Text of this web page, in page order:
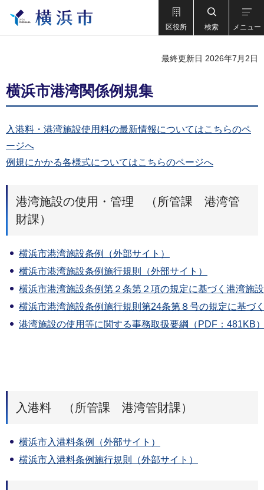
区役所 検索 メニュー
最終更新日 2026年7月2日
横浜市港湾関係例規集
入港料・港湾施設使用料の最新情報についてはこちらのペ
ージへ
例規にかかる各様式についてはこちらのページへ
港湾施設の使用・管理 （所管課 港湾管
財課）
横浜市港湾施設条例（外部サイト）
横浜市港湾施設条例施行規則（外部サイト）
横浜市港湾施設条例第２条第２項の規定に基づく港湾施
横浜市港湾施設条例施行規則第24条第８号の規定に基づ
港湾施設の使用等に関する事務取扱要綱（PDF：481KB
入港料 （所管課 港湾管財課）
横浜市入港料条例（外部サイト）
横浜市入港料条例施行規則（外部サイト）